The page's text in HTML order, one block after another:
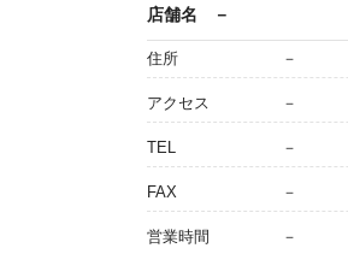
店舗名 －
住所 －
アクセス －
TEL －
FAX －
営業時間 －